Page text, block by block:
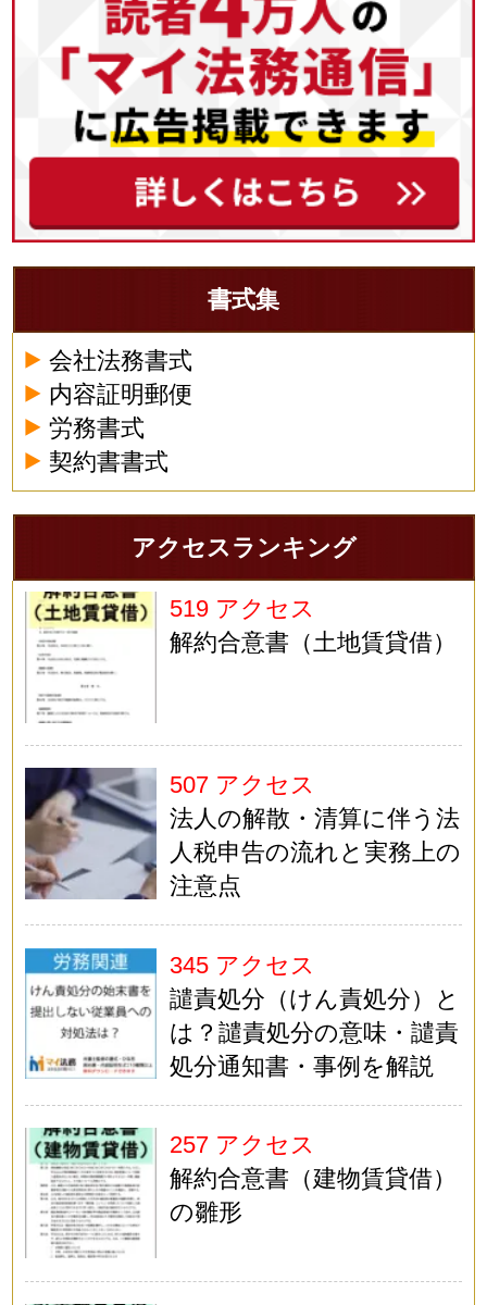
書式集
会社法務書式
内容証明郵便
労務書式
契約書書式
アクセスランキング
519 アクセス
解約合意書（土地賃貸借）
507 アクセス
法人の解散・清算に伴う法
人税申告の流れと実務上の
注意点
345 アクセス
譴責処分（けん責処分）と
は？譴責処分の意味・譴責
処分通知書・事例を解説
257 アクセス
解約合意書（建物賃貸借）
の雛形